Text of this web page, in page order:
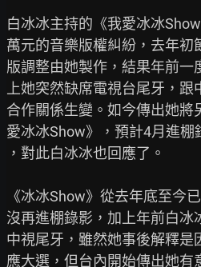
白冰冰主持的《我愛冰冰
萬元的音樂版權糾紛，去年初
版調整由她製作，結果年前一
上她突然缺席電視台尾牙，跟
合作關係生變。如今傳出她將
愛冰冰Show》，預計4月進棚
，對此白冰冰也回應了。
《冰冰Show》從去年底至今
沒再進棚錄影，加上年前白冰
中視尾牙，雖然她事後解釋是
應大選，但台內開始傳出她有